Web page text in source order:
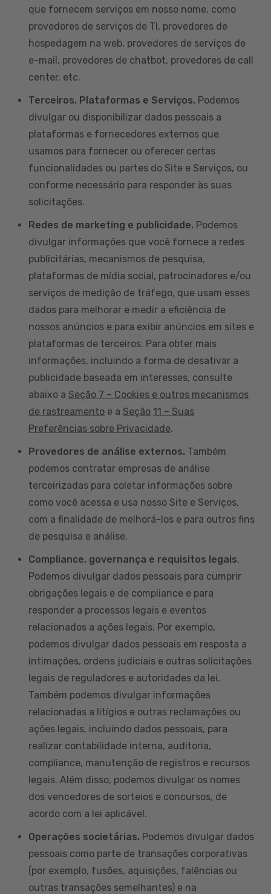
que fornecem serviços em nosso nome, como
provedores de serviços de TI, provedores de
hospedagem na web, provedores de serviços de
e-mail, provedores de chatbot, provedores de call
center, etc.
Terceiros, Plataformas e Serviços. Podemos
divulgar ou disponibilizar dados pessoais a
plataformas e fornecedores externos que
usamos para fornecer ou oferecer certas
funcionalidades ou partes do Site e Serviços, ou
conforme necessário para responder às suas
solicitações.
Redes de marketing e publicidade. Podemos
divulgar informações que você fornece a redes
publicitárias, mecanismos de pesquisa,
plataformas de mídia social, patrocinadores e/ou
serviços de medição de tráfego, que usam esses
dados para melhorar e medir a eficiência de
nossos anúncios e para exibir anúncios em sites e
plataformas de terceiros. Para obter mais
informações, incluindo a forma de desativar a
publicidade baseada em interesses, consulte
abaixo a Seção 7 – Cookies e outros mecanismos
de rastreamento e a Seção 11 – Suas
Preferências sobre Privacidade.
Provedores de análise externos. Também
podemos contratar empresas de análise
terceirizadas para coletar informações sobre
como você acessa e usa nosso Site e Serviços,
com a finalidade de melhorá-los e para outros fins
de pesquisa e análise.
Compliance, governança e requisitos legais.
Podemos divulgar dados pessoais para cumprir
obrigações legais e de compliance e para
responder a processos legais e eventos
relacionados a ações legais. Por exemplo,
podemos divulgar dados pessoais em resposta a
intimações, ordens judiciais e outras solicitações
legais de reguladores e autoridades da lei.
Também podemos divulgar informações
relacionadas a litígios e outras reclamações ou
ações legais, incluindo dados pessoais, para
realizar contabilidade interna, auditoria,
compliance, manutenção de registros e recursos
legais. Além disso, podemos divulgar os nomes
dos vencedores de sorteios e concursos, de
acordo com a lei aplicável.
Operações societárias. Podemos divulgar dados
pessoais como parte de transações corporativas
(por exemplo, fusões, aquisições, falências ou
outras transações semelhantes) e na